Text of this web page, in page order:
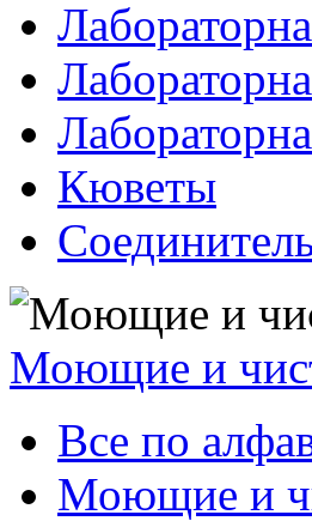
Кюветы
Моющие и
Все по
Моющие и